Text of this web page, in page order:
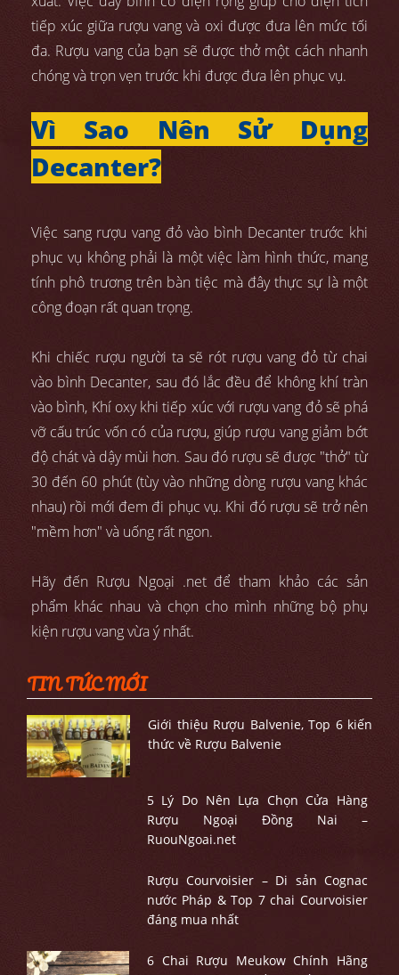
tiếp xúc giữa rượu vang và oxi được đưa lên mức tối
đa. Rượu vang của bạn sẽ được thở một cách nhanh
chóng và trọn vẹn trước khi được đưa lên phục vụ.
Vì Sao Nên Sử Dụng
Decanter?
Việc sang rượu vang đỏ vào bình Decanter trước khi
phục vụ không phải là một việc làm hình thức, mang
tính phô trương trên bàn tiệc mà đây thực sự là một
công đoạn rất quan trọng.
Khi chiếc rượu người ta sẽ rót rượu vang đỏ từ chai
vào bình Decanter, sau đó lắc đều để không khí tràn
vào bình, Khí oxy khi tiếp xúc với rượu vang đỏ sẽ phá
vỡ cấu trúc vốn có của rượu, giúp rượu vang giảm bớt
độ chát và dậy mùi hơn. Sau đó rượu sẽ được "thở" từ
30 đến 60 phút (tùy vào những dòng rượu vang khác
nhau) rồi mới đem đi phục vụ. Khi đó rượu sẽ trở nên
"mềm hơn" và uống rất ngon.
Hãy đến Rượu Ngoại .net để tham khảo các sản
phẩm khác nhau và chọn cho mình những bộ phụ
kiện rượu vang vừa ý nhất.
TIN TỨC MỚI
Giới thiệu Rượu Balvenie, Top 6 kiến
thức về Rượu Balvenie
5 Lý Do Nên Lựa Chọn Cửa Hàng
Rượu Ngoại Đồng Nai –
RuouNgoai.net
Rượu Courvoisier – Di sản Cognac
nước Pháp & Top 7 chai Courvoisier
đáng mua nhất
6 Chai Rượu Meukow Chính Hãng